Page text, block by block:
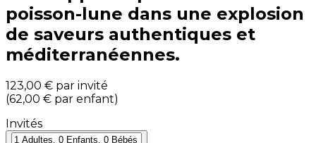
poisson-lune dans une explosion
de saveurs authentiques et
méditerranéennes.
123,00 € par invité
(62,00 € par enfant)
Invités